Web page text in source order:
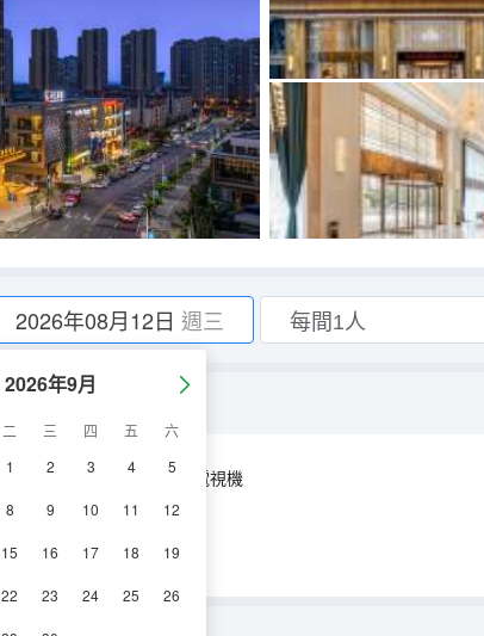
2026年08月12日 週三
2026年9月
二 三 四 五
六
1
2 3 4 5
8 9 10 11 12
15 16 17 18 19
22 23 24 25 26
空調 淋浴 電視機